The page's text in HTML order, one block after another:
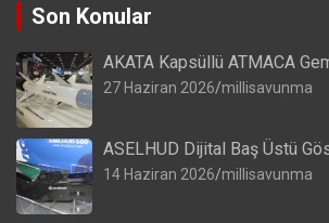
Son Konular
AKATA Kapsüllü ATMACA
27 Haziran 2026 millisavunma
ASELHUD Dijital Baş Üstü
14 Haziran 2026 millisavunma